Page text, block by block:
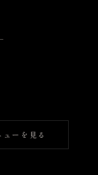
ューを見る